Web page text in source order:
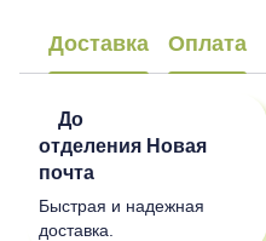
Доставка Оплата
До
отделения Новая
почта
Быстрая и надежная
доставка.